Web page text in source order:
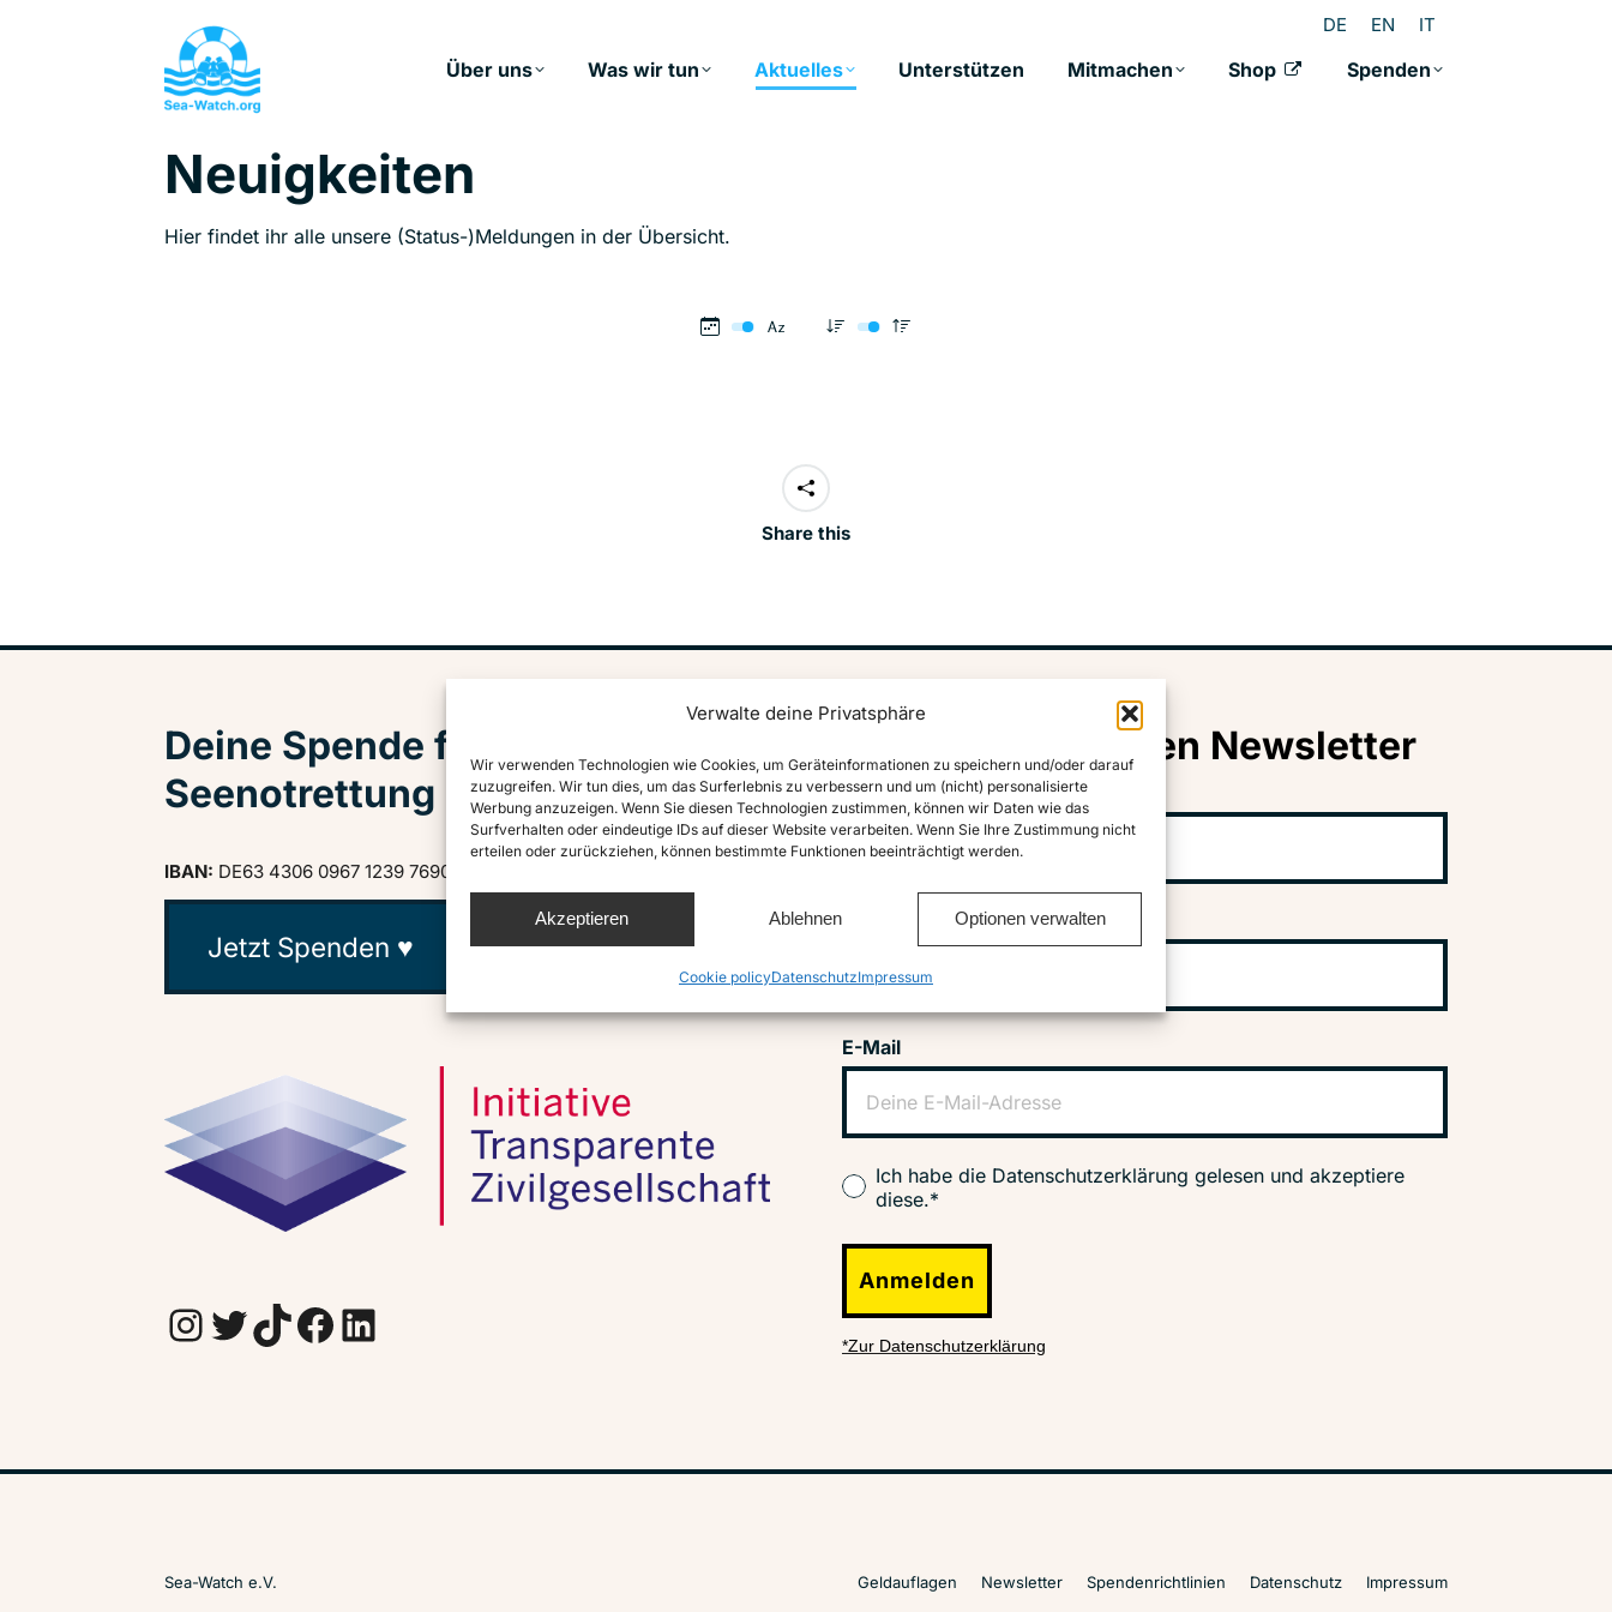
Verwalte deine Privatsphäre
Wir verwenden Technologien wie Cookies, um Geräteinformationen zu speichern und/oder darauf
zuzugreifen. Wir tun dies, um das Surferlebnis zu verbessern und um (nicht) personalisierte
Werbung anzuzeigen. Wenn Sie diesen Technologien zustimmen, können wir Daten wie das
Surfverhalten oder eindeutige IDs auf dieser Website verarbeiten. Wenn Sie Ihre Zustimmung nicht
erteilen oder zurückziehen, können bestimmte Funktionen beeinträchtigt werden.
Akzeptieren Ablehnen Optionen verwalten
Cookie policyDatenschutzImpressum
DE EN IT
Über uns Was wir tun Aktuelles Unterstützen Mitmachen Shop Spenden
Neuigkeiten
Hier findet ihr alle unsere (Status-)Meldungen in der Übersicht.
Share this
Deine Spende für zivile
Seenotrettung
IBAN: DE63 4306 0967 1239 7690 03
Jetzt Spenden ♥
InstagramTwitter TikTok Facebook LinkedIn
Abonniere unseren Newsletter
Vorname
E-Mail
Ich habe die Datenschutzerklärung gelesen und akzeptiere
diese.*
Anmelden
*Zur Datenschutzerklärung
Sea-Watch e.V. Geldauflagen Newsletter Spendenrichtlinien Datenschutz Impressum